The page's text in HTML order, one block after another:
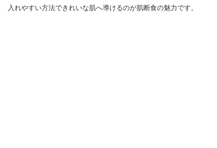
入れやすい方法できれいな肌へ導けるのが肌断食の魅力です。